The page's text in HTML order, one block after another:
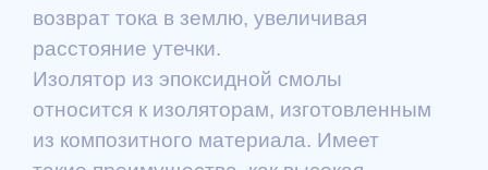
возврат тока в землю, увеличивая
расстояние утечки.
Изолятор из эпоксидной смолы
относится к изоляторам, изготовленным
из композитного материала. Имеет